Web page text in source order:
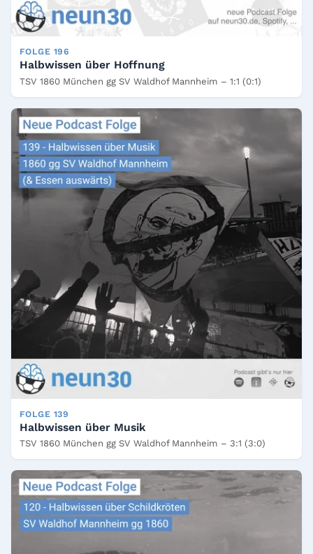
FOLGE 196
Halbwissen über Hoffnung
TSV 1860 München gg SV Waldhof Mannheim – 1:1 (0:1)
FOLGE 139
Halbwissen über Musik
TSV 1860 München gg SV Waldhof Mannheim – 3:1 (3:0)